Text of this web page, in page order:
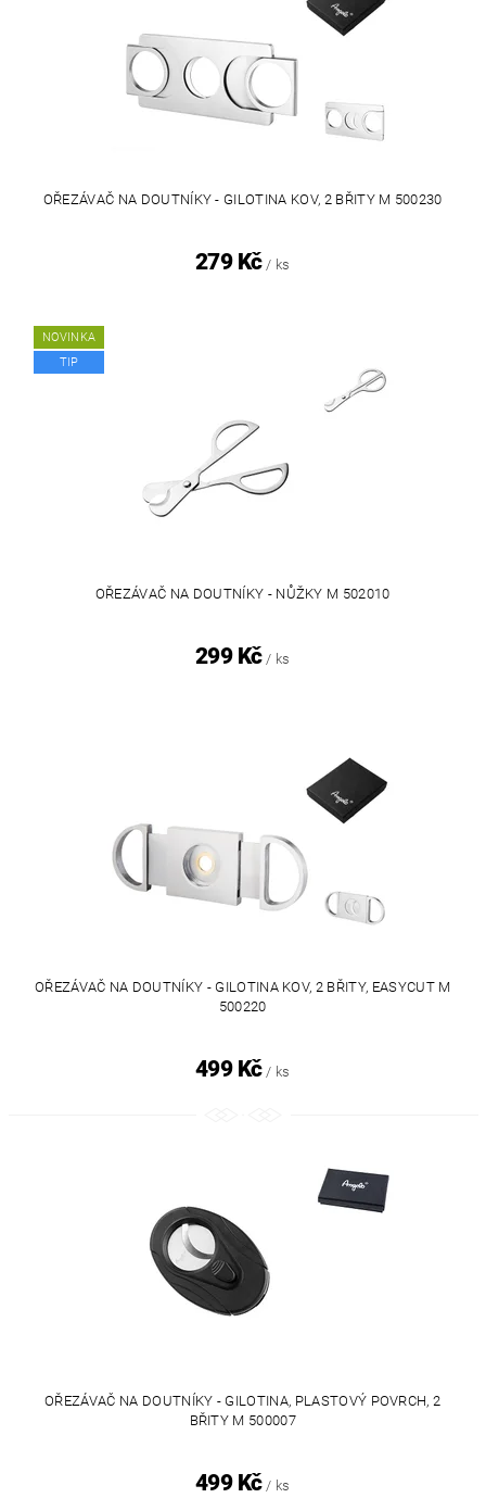
OŘEZÁVAČ NA DOUTNÍKY - GILOTINA KOV, 2 BŘITY M 500230
279 Kč / ks
NOVINKA
TIP
OŘEZÁVAČ NA DOUTNÍKY - NŮŽKY M 502010
299 Kč / ks
OŘEZÁVAČ NA DOUTNÍKY - GILOTINA KOV, 2 BŘITY, EASYCUT M
500220
499 Kč / ks
OŘEZÁVAČ NA DOUTNÍKY - GILOTINA, PLASTOVÝ POVRCH, 2
BŘITY M 500007
499 Kč / ks